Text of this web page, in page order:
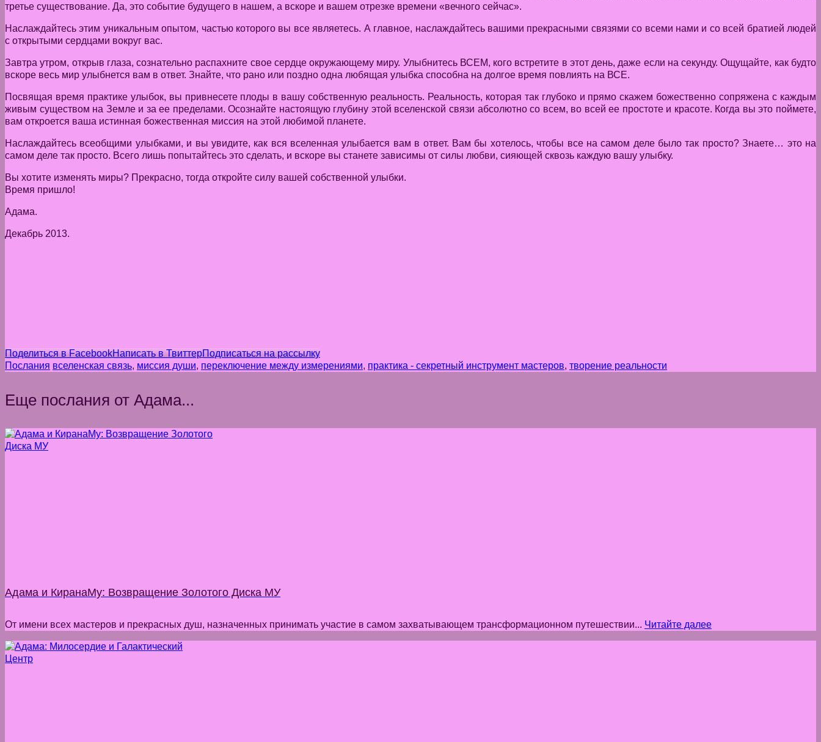
третье существование. Да, это событие будущего в нашем, а вскоре и вашем отрезке времени «вечного сейчас».
Наслаждайтесь этим уникальным опытом, частью которого вы все являетесь. А главное, наслаждайтесь вашими прекрасными связями со всеми нами и со всей братией людей
с открытыми сердцами вокруг вас.
Завтра утром, открыв глаза, сознательно распахните свое сердце окружающему миру. Улыбнитесь ВСЕМ, кого встретите в этот день, даже если на секунду. Ощущайте, как будто
вскоре весь мир улыбнется вам в ответ. Знайте, что рано или поздно одна любящая улыбка способна на долгое время повлиять на ВСЕ.
Посвящая время практике улыбок, вы привнесете плоды в вашу собственную реальность. Реальность, которая так глубоко и прямо скажем божественно сопряжена с каждым
живым существом на Земле и за ее пределами. Осознайте настоящую глубину этой вселенской связи абсолютно со всем, во всей ее простоте и красоте. Когда вы это поймете,
вам откроется ваша истинная божественная миссия на этой любимой планете.
Наслаждайтесь всеобщими улыбками, и вы увидите, как вся вселенная улыбается вам в ответ. Вам бы хотелось, чтобы все на самом деле было так просто? Знаете… это на
самом деле так просто. Всего лишь попытайтесь это сделать, и вскоре вы станете зависимы от силы любви, сияющей сквозь каждую вашу улыбку.
Вы хотите изменять миры? Прекрасно, тогда откройте силу вашей собственной улыбки.
Время пришло!
Адама.
Декабрь 2013.
Поделиться в FacebookНаписать в ТвиттерПодписаться на рассылку
Послания вселенская связь, миссия души, переключение между измерениями, практика - секретный инструмент мастеров, творение реальности
Еще послания от Адама...
Адама и КиранаМу: Возвращение Золотого Диска МУ
От имени всех мастеров и прекрасных душ, назначенных принимать участие в самом захватывающем трансформационном путешествии... Читайте далее